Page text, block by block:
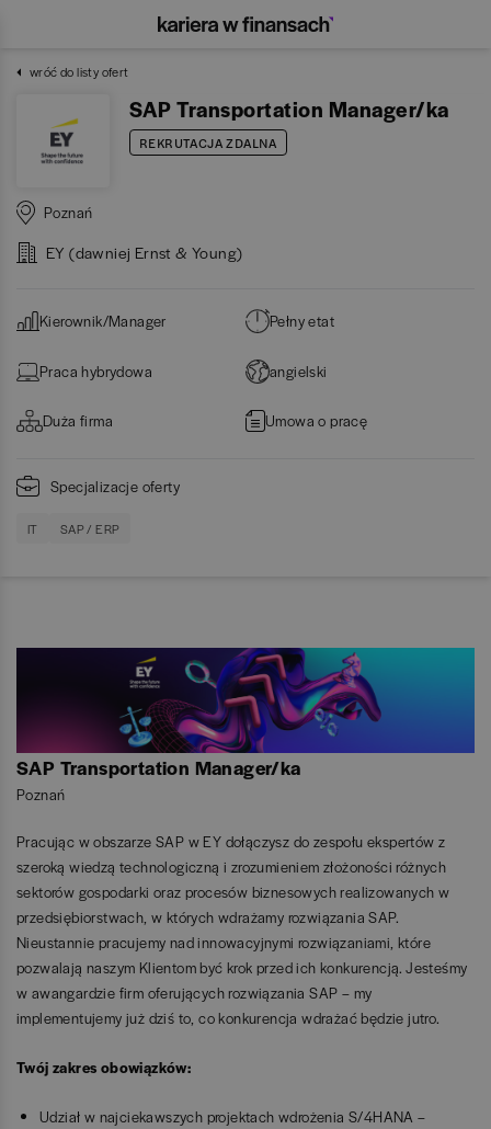
wróć do listy ofert
SAP Transportation Manager/ka
REKRUTACJA ZDALNA
Poznań
EY (dawniej Ernst & Young)
Kierownik/Manager Pełny etat
Praca hybrydowa angielski
Duża firma Umowa o pracę
Specjalizacje oferty
IT SAP / ERP
SAP Transportation Manager/ka
Poznań
Pracując w obszarze SAP w EY dołączysz do zespołu ekspertów z
szeroką wiedzą technologiczną i zrozumieniem złożoności różnych
sektorów gospodarki oraz procesów biznesowych realizowanych w
przedsiębiorstwach, w których wdrażamy rozwiązania SAP.
Nieustannie pracujemy nad innowacyjnymi rozwiązaniami, które
pozwalają naszym Klientom być krok przed ich konkurencją. Jesteśmy
w awangardzie firm oferujących rozwiązania SAP – my
implementujemy już dziś to, co konkurencja wdrażać będzie jutro.
Twój zakres obowiązków:
Udział w najciekawszych projektach wdrożenia S/4HANA –